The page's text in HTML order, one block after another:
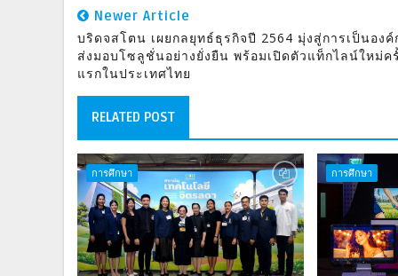
Newer Article
บริดจสโตน เผยกลยุทธ์ธุรกิจปี 2564 มุ่งสู่การเป็นองค์
ส่งมอบโซลูชั่นอย่างยั่งยืน พร้อมเปิดตัวแท็กไลน์ใหม่ค
แรกในประเทศไทย
RELATED POST
การศึกษา การศึกษา